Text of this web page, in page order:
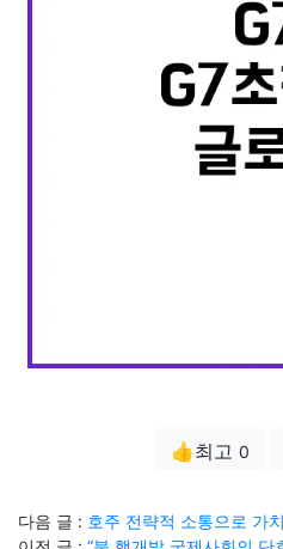
👍최고 0
다음 글 : 호주 전략적 소통으로 가